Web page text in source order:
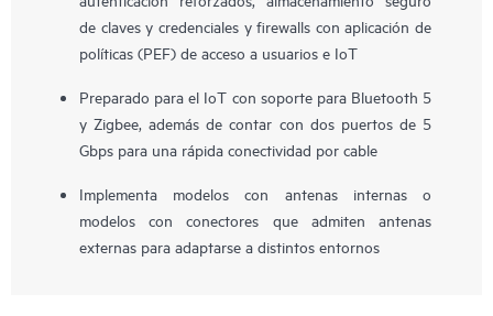
de claves y credenciales y firewalls con aplicación de
políticas (PEF) de acceso a usuarios e IoT
Preparado para el IoT con soporte para Bluetooth 5
y Zigbee, además de contar con dos puertos de 5
Gbps para una rápida conectividad por cable
Implementa modelos con antenas internas o
modelos con conectores que admiten antenas
externas para adaptarse a distintos entornos